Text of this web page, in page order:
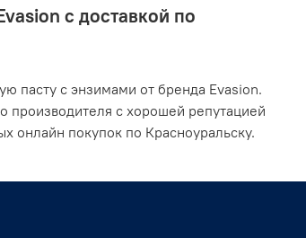
с доставкой по
пасту с энзимами от бренда Evasion.
производителя с хорошей репутацией
онлайн покупок по Красноуральску.